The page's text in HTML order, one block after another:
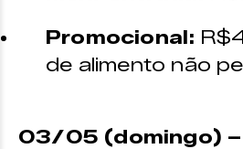
Promocional:
de alimento não
03/05 (domingo) –